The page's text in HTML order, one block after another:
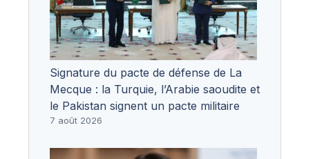
Signature du pacte de défense de La
Mecque : la Turquie, l’Arabie saoudite et
le Pakistan signent un pacte militaire
7 août 2026